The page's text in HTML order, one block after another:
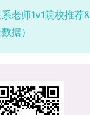
老师1v1院校推荐
据）